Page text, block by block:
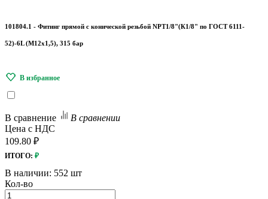
101804.1 - Фитинг прямой с конической резьбой NPT1/8"(К1/8" по ГОСТ 6111-
52)-6L (М12х1,5), 315 бар
В сравнение
В сравнении
Цена с НДС
109.80 ₽
ИТОГО: ₽
В наличии: 552 шт
Кол-во